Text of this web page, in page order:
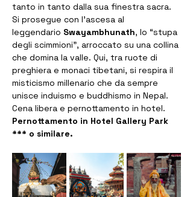
tanto in tanto dalla sua finestra sacra.
Si prosegue con l’ascesa al
leggendario Swayambhunath, lo “stupa
degli scimmioni”, arroccato su una collina
che domina la valle. Qui, tra ruote di
preghiera e monaci tibetani, si respira il
misticismo millenario che da sempre
unisce induismo e buddhismo in Nepal.
Cena libera e pernottamento in hotel.
Pernottamento in Hotel Gallery Park
*** o similare.